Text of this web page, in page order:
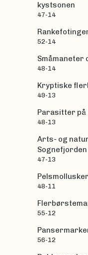
kystsonen
47-14
52-14
Småmaneter
48-14
Kryptiske
49-13
Parasitter på
48-13
Arts- og
Sognefjorden
47-13
Pelsmollusker
48-11
55-12
56-12